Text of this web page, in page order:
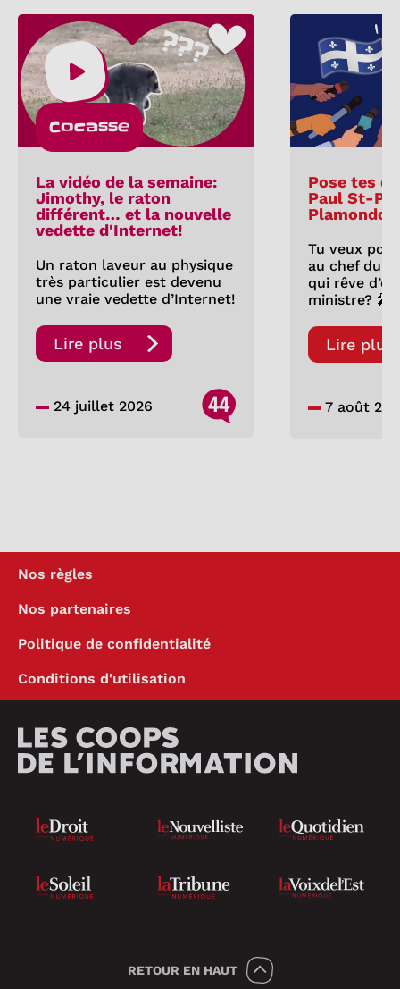
Cocasse
La vidéo de la semaine:
Jimothy, le raton
différent… et la nouvelle
vedette d'Internet!
Un raton laveur au physique
très particulier est devenu
une vraie vedette d’Internet!
Lire plus
24 juillet 2026 44
Pose tes
Paul St-
Tu veux
au chef du
qui rêve
ministre? 🎤
Lire plus
7 août
Nos règles
Nos partenaires
Politique de confidentialité
Conditions d'utilisation
RETOUR EN HAUT